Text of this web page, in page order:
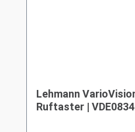
Lehmann
Ruftaster |